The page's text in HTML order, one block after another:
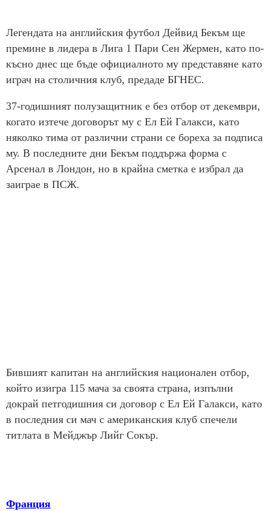
Легендата на английския футбол Дейвид Бекъм ще
премине в лидера в Лига 1 Пари Сен Жермен, като по-
късно днес ще бъде официалното му представяне като
играч на столичния клуб, предаде БГНЕС.
37-годишният полузащитник е без отбор от декември,
когато изтече договорът му с Ел Ей Галакси, като
няколко тима от различни страни се бореха за подписа
му. В последните дни Бекъм поддържа форма с
Арсенал в Лондон, но в крайна сметка е избрал да
заиграе в ПСЖ.
Бившият капитан на английския национален отбор,
който изигра 115 мача за своята страна, изпълни
докрай петгодишния си договор с Ел Ей Галакси, като
в последния си мач с американския клуб спечели
титлата в Мейджър Лийг Сокър.
Франция